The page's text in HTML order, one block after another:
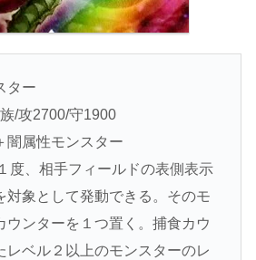
ター
/攻2700/守1900
闇属性モンスター
度、相手フィールドの表側表示
対象として発動できる。そのモ
ウンターを１つ置く。捕食カウ
レベル２以上のモンスターのレ